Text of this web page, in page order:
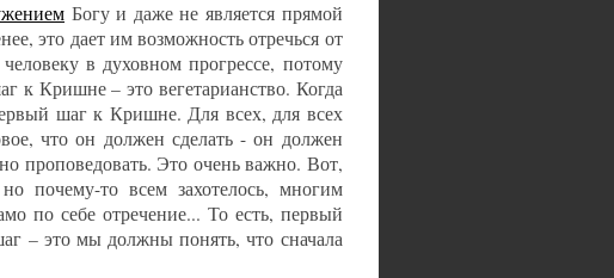
Богу и даже не является прямой
это дает им возможность отречься от
в духовном прогрессе, потому
к Кришне – это вегетарианство. Когда
шаг к Кришне. Для всех, для всех
что он должен сделать - он должен
проповедовать. Это очень важно. Вот,
почему-то всем захотелось, многим
по себе отречение... То есть, первый
– это мы должны понять, что сначала